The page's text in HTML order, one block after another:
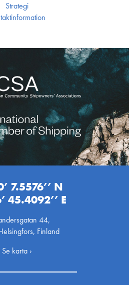
Strategi
7.5576’’ N
45.4092’’ E
44,
Finland
Se karta ›